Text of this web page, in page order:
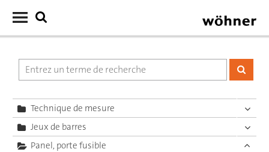
Technique de mesure
Jeux de barres
Panel, porte fusible